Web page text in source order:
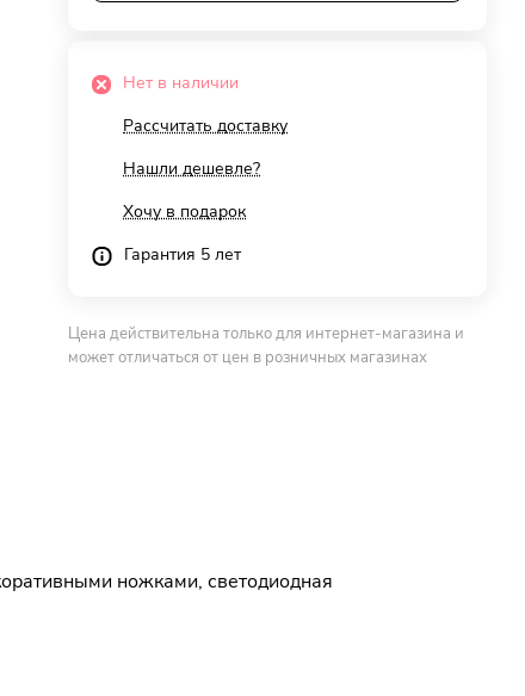
Нет в наличии
Рассчитать доставку
Нашли дешевле?
Хочу в подарок
Гарантия 5 лет
Цена действительна только для интернет-магазина и
может отличаться от цен в розничных магазинах
ножками, светодиодная